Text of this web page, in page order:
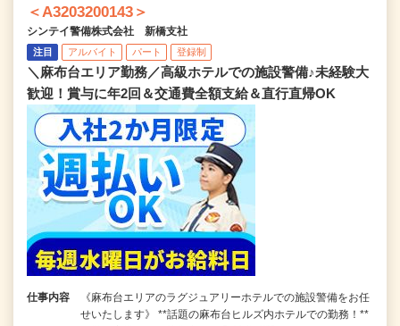
＜A3203200143＞
シンテイ警備株式会社 新橋支社
注目 アルバイト パート 登録制
＼麻布台エリア勤務／高級ホテルでの施設警備♪未経験大
歓迎！賞与に年2回＆交通費全額支給＆直行直帰OK
仕事内容
《麻布台エリアのラグジュアリーホテルでの施設警備をお任
せいたします》 **話題の麻布台ヒルズ内ホテルでの勤務！**